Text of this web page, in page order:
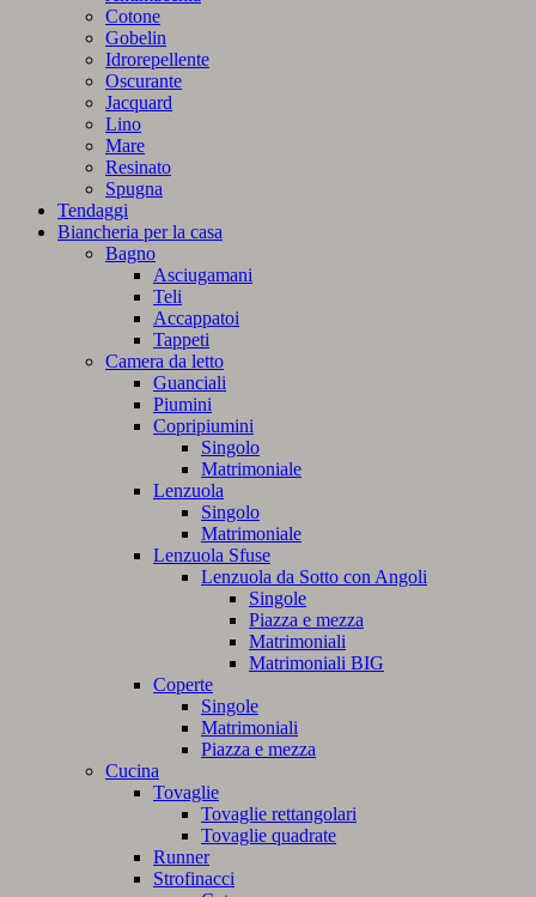
Cotone
Gobelin
Idrorepellente
Oscurante
Jacquard
Lino
Mare
Resinato
Spugna
Tendaggi
Biancheria per la casa
Bagno
Asciugamani
Teli
Accappatoi
Tappeti
Camera da letto
Guanciali
Piumini
Copripiumini
Singolo
Matrimoniale
Lenzuola
Singolo
Matrimoniale
Lenzuola Sfuse
Lenzuola da Sotto con Angoli
Singole
Piazza e mezza
Matrimoniali
Matrimoniali BIG
Coperte
Singole
Matrimoniali
Piazza e mezza
Cucina
Tovaglie
Tovaglie rettangolari
Tovaglie quadrate
Runner
Strofinacci